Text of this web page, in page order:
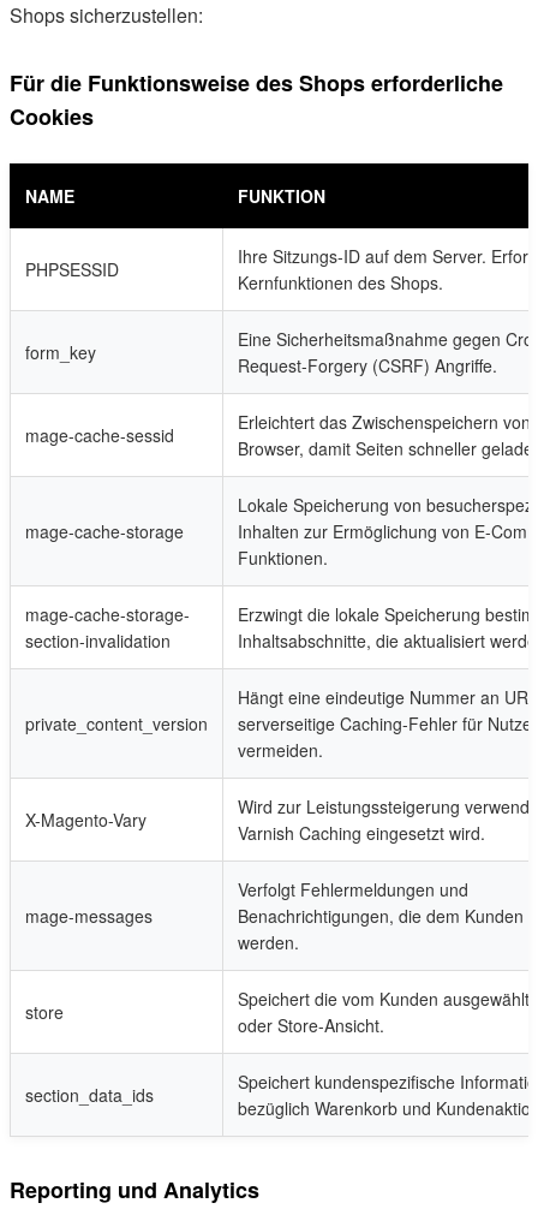
Shops sicherzustellen:
Für die Funktionsweise des Shops erforderliche
Cookies
NAME FUNKTION
PHPSESSID
Ihre Sitzungs-ID auf dem Server.
Kernfunktionen des Shops.
form_key
Eine Sicherheitsmaßnahme gegen
Request-Forgery (CSRF) Angriffe.
mage-cache-sessid
Erleichtert das Zwischenspeichern von
Browser, damit Seiten schneller
mage-cache-storage
Lokale Speicherung von
Inhalten zur Ermöglichung von E-
Funktionen.
mage-cache-storage-
section-invalidation
Erzwingt die lokale Speicherung
Inhaltsabschnitte, die aktualisiert
private_content_version
Hängt eine eindeutige Nummer an
serverseitige Caching-Fehler für
vermeiden.
X-Magento-Vary
Wird zur Leistungssteigerung
Varnish Caching eingesetzt wird.
mage-messages
Verfolgt Fehlermeldungen und
Benachrichtigungen, die dem Kunden
werden.
store
Speichert die vom Kunden
oder Store-Ansicht.
section_data_ids
Speichert kundenspezifische
bezüglich Warenkorb und
Reporting und Analytics